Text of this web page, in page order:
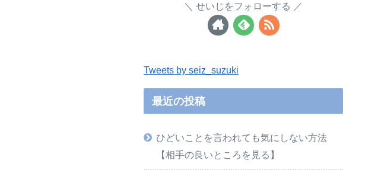
せいじをフォローする
Tweets by seiz_suzuki
最近の投稿
ひどいことを言われても気にしない方法
【相手の良いところを見る】